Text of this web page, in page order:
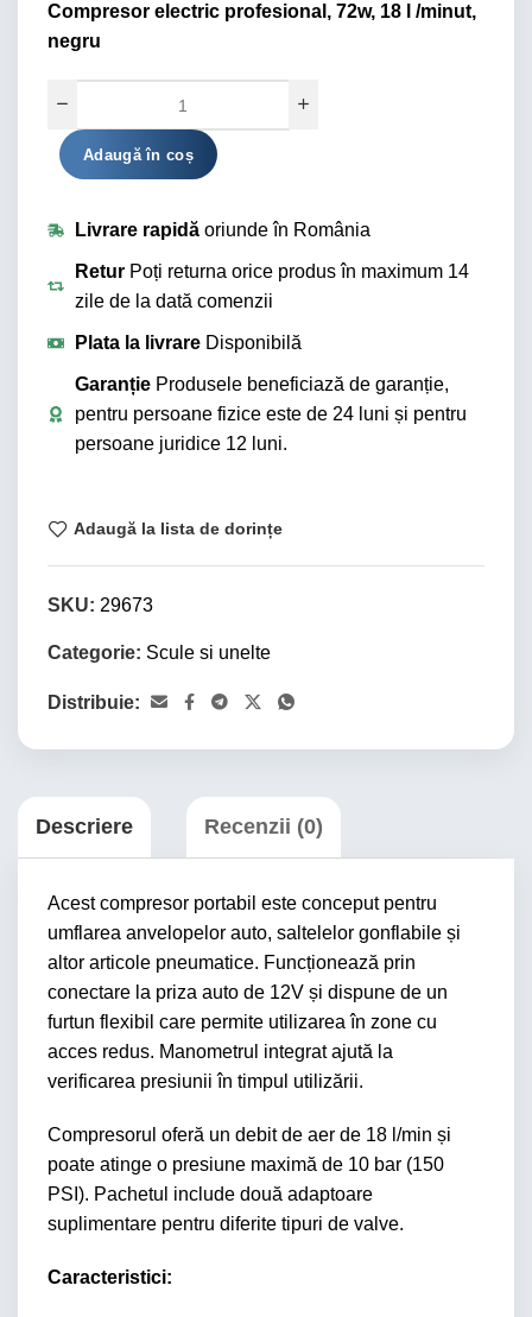
Compresor electric profesional, 72w, 18 l /minut,
negru
Adaugă în coș Alternative:
Livrare rapidăoriunde în România
ReturPoți returna orice produs în maximum 14
zile de la dată comenzii
Plata la livrareDisponibilă
Garanție Produsele beneficiază de garanție,
pentru persoane fizice este de 24 luni și pentru
persoane juridice 12 luni.
Adaugă la lista de dorințe
SKU: 29673
Categorie: Scule si unelte
Distribuie:
Descriere Recenzii (0)
Acest compresor portabil este conceput pentru
umflarea anvelopelor auto, saltelelor gonflabile și
altor articole pneumatice. Funcționează prin
conectare la priza auto de 12V și dispune de un
furtun flexibil care permite utilizarea în zone cu
acces redus. Manometrul integrat ajută la
verificarea presiunii în timpul utilizării.
Compresorul oferă un debit de aer de 18 l/min și
poate atinge o presiune maximă de 10 bar (150
PSI). Pachetul include două adaptoare
suplimentare pentru diferite tipuri de valve.
Caracteristici: